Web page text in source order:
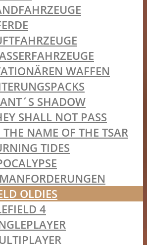
WAFFEN
SHADOW
SHALL NOT PASS
NAME OF THE TSAR
TIDES
OLDIES
4